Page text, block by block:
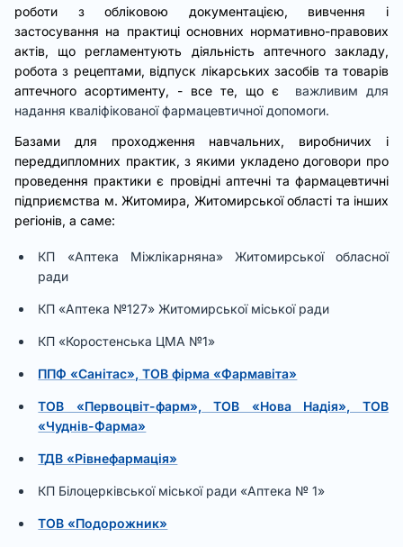
роботи з обліковою документацією, вивчення і
застосування на практиці основних нормативно-правових
актів, що регламентують діяльність аптечного закладу,
робота з рецептами, відпуск лікарських засобів та товарів
аптечного асортименту, - все те, що є
важливим для
надання кваліфікованої фармацевтичної допомоги.
Базами для проходження навчальних, виробничих і
переддипломних практик, з якими укладено договори про
проведення практики є провідні аптечні та фармацевтичні
підприємства м. Житомира, Житомирської області та інших
регіонів, а саме:
КП «Аптека Міжлікарняна» Житомирської обласної
ради
КП «Аптека №127» Житомирської міської ради
КП «Коростенська ЦМА №1»
ППФ «Санітас», ТОВ фірма «Фармавіта»
ТОВ «Первоцвіт-фарм», ТОВ «Нова Надія», ТОВ
«Чуднів-Фарма»
ТДВ «Рівнефармація»
КП Білоцерківської міської ради «Аптека № 1»
ТОВ «Подорожник»